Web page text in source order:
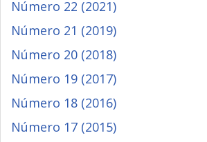
Número 22 (2021)
Número 21 (2019)
Número 20 (2018)
Número 19 (2017)
Número 18 (2016)
Número 17 (2015)